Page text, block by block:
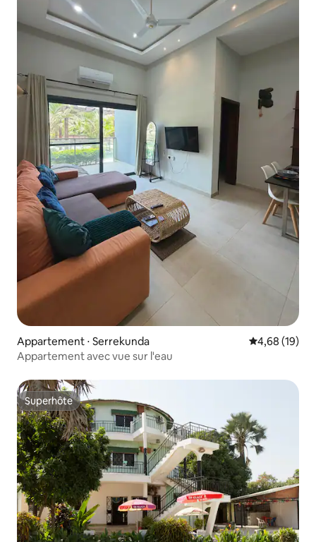
Appartement ⋅ Serrekunda Évaluation
4,68 (19)
Appartement avec vue sur l'eau
Superhôte
Superhôte